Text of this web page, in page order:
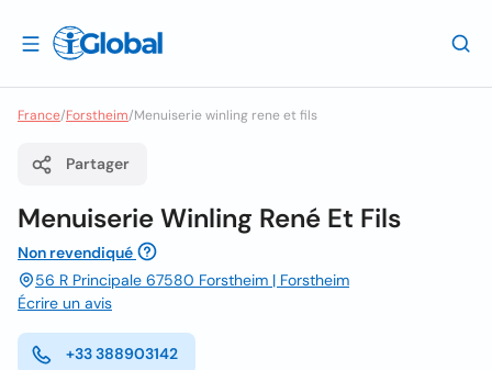
France/Forstheim/Menuiserie winling rene et fils
Partager
Menuiserie Winling René Et Fils
Non revendiqué
56 R Principale 67580 Forstheim | Forstheim
Écrire un avis
+33 388903142